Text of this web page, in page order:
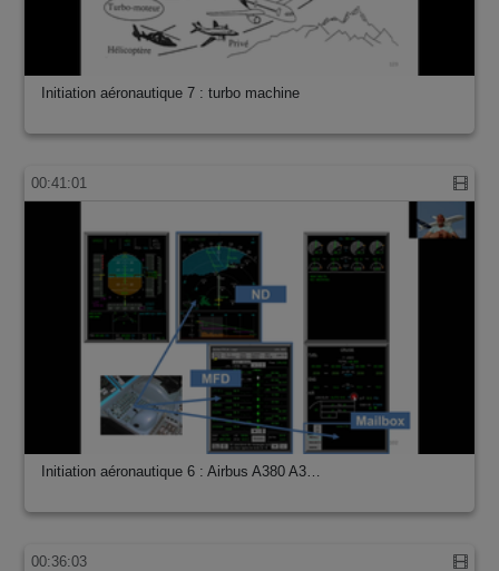
Initiation aéronautique 7 : turbo machine
00:41:01
Initiation aéronautique 6 : Airbus A380 A3…
00:36:03